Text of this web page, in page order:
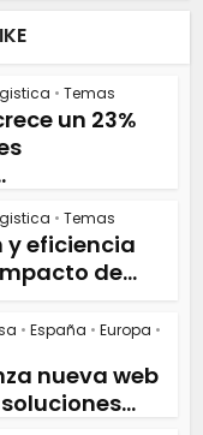
• Temas
un 23%
• Temas
eficiencia
de...
• España • Europa •
nueva web